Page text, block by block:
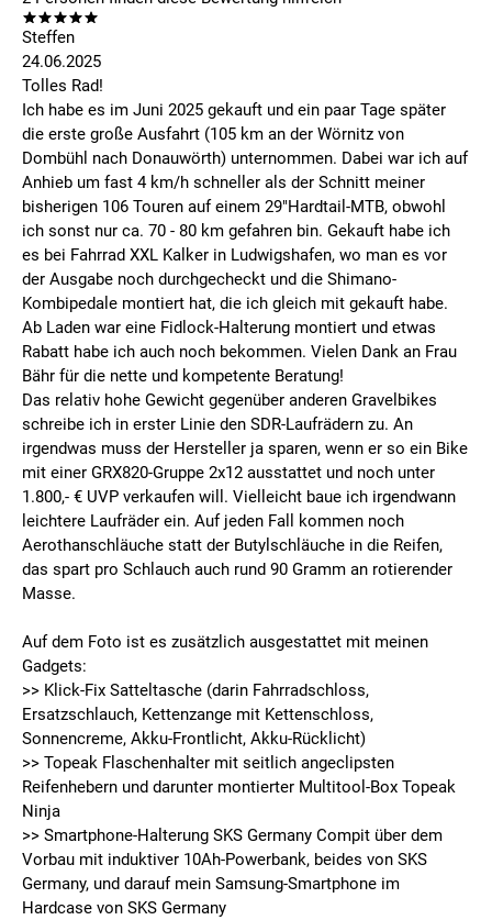
Steffen
24.06.2025
Tolles Rad!
Ich habe es im Juni 2025 gekauft und ein paar Tage später
die erste große Ausfahrt (105 km an der Wörnitz von
Dombühl nach Donauwörth) unternommen. Dabei war ich auf
Anhieb um fast 4 km/h schneller als der Schnitt meiner
bisherigen 106 Touren auf einem 29"Hardtail-MTB, obwohl
ich sonst nur ca. 70 - 80 km gefahren bin. Gekauft habe ich
es bei Fahrrad XXL Kalker in Ludwigshafen, wo man es vor
der Ausgabe noch durchgecheckt und die Shimano-
Kombipedale montiert hat, die ich gleich mit gekauft habe.
Ab Laden war eine Fidlock-Halterung montiert und etwas
Rabatt habe ich auch noch bekommen. Vielen Dank an Frau
Bähr für die nette und kompetente Beratung!
Das relativ hohe Gewicht gegenüber anderen Gravelbikes
schreibe ich in erster Linie den SDR-Laufrädern zu. An
irgendwas muss der Hersteller ja sparen, wenn er so ein Bike
mit einer GRX820-Gruppe 2x12 ausstattet und noch unter
1.800,- € UVP verkaufen will. Vielleicht baue ich irgendwann
leichtere Laufräder ein. Auf jeden Fall kommen noch
Aerothanschläuche statt der Butylschläuche in die Reifen,
das spart pro Schlauch auch rund 90 Gramm an rotierender
Masse.
Auf dem Foto ist es zusätzlich ausgestattet mit meinen
Gadgets:
>> Klick-Fix Satteltasche (darin Fahrradschloss,
Ersatzschlauch, Kettenzange mit Kettenschloss,
Sonnencreme, Akku-Frontlicht, Akku-Rücklicht)
>> Topeak Flaschenhalter mit seitlich angeclipsten
Reifenhebern und darunter montierter Multitool-Box Topeak
Ninja
>> Smartphone-Halterung SKS Germany Compit über dem
Vorbau mit induktiver 10Ah-Powerbank, beides von SKS
Germany, und darauf mein Samsung-Smartphone im
Hardcase von SKS Germany